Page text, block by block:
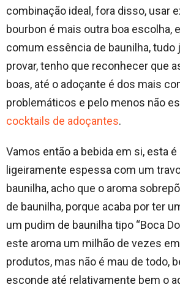
combinação ideal, fora disso, usar
bourbon é mais outra boa escolha,
comum essência de baunilha, tudo
provar, tenho que reconhecer que
boas, até o adoçante é dos mais
problemáticos e pelo menos não
cocktails de adoçantes.
Vamos então a bebida em si, esta
ligeiramente espessa com um
baunilha, acho que o aroma
de baunilha, porque acaba por ter
um pudim de baunilha tipo “Boca
este aroma um milhão de vezes
produtos, mas não é mau de todo,
esconde até relativamente bem o